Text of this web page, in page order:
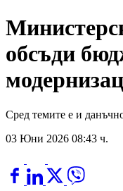
обсъди
Сред темите е и
03 Юни 2026 08:43 ч.